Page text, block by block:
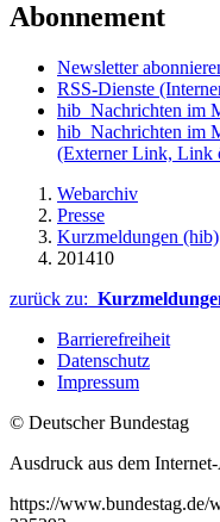
Abonnement
Newsletter
RSS-Dienste
hib_Nachrichten im
hib_Nachrichten im
(Externer Link, Link
Webarchiv
Presse
Kurzmeldungen (hib)
201410
zurück zu:
Barrierefreiheit
Datenschutz
Impressum
© Deutscher Bundestag
Ausdruck aus dem
https://www.bundestag.de/